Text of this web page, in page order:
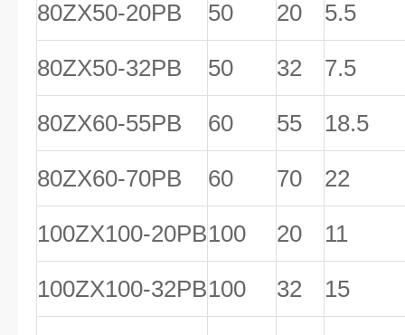
80ZX50-20PB 50 20 5.5
80ZX50-32PB 50 32 7.5
80ZX60-55PB 60 55 18.5
80ZX60-70PB 60 70 22
100ZX100-20PB100 20 11
100ZX100-32PB100 32 15